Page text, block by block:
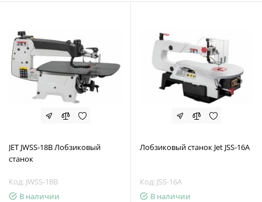
JET JWSS-18B Лобзиковый
станок
Код: JWSS-18B
В наличии
Лобзиковый станок Jet JSS-16A
Код: JSS-16A
В наличии